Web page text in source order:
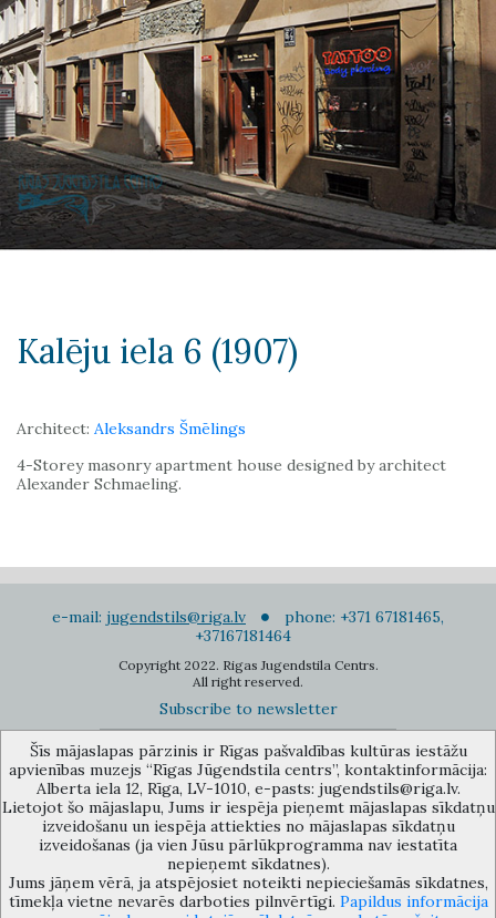
Kalēju iela 6 (1907)
Architect: Aleksandrs Šmēlings
4-Storey masonry apartment house designed by architect
Alexander Schmaeling.
e-mail: jugendstils@riga.lv
phone: +371 67181465,
+37167181464
Copyright 2022. Rigas Jugendstila Centrs.
All right reserved.
Subscribe to newsletter
The Anti-Bureaucracy Centre of the Riga City Council (phone: 67026859,
67012031, e-mail: bac@riga.lv) performs functions of a contact point in
the Municipality of Riga, providing necessary protection and
confidentiality to a person who informs about possible conflicts of
interest or other corrupt deals of officials in the Department or its
Šīs mājaslapas pārzinis ir Rīgas pašvaldības kultūras iestāžu
apvienības muzejs “Rīgas Jūgendstila centrs”, kontaktinformācija:
Alberta iela 12, Rīga, LV-1010, e-pasts: jugendstils@riga.lv.
Lietojot šo mājaslapu, Jums ir iespēja pieņemt mājaslapas sīkdatņu
izveidošanu un iespēja attiekties no mājaslapas sīkdatņu
izveidošanas (ja vien Jūsu pārlūkprogramma nav iestatīta
nepieņemt sīkdatnes).
Jums jāņem vērā, ja atspējosiet noteikti nepieciešamās sīkdatnes,
tīmekļa vietne nevarēs darboties pilnvērtīgi. Papildus informācija